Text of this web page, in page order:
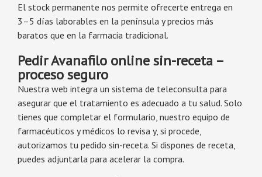
El stock permanente nos permite ofrecerte entrega en
3–5 días laborables en la península y precios más
baratos que en la farmacia tradicional.
Pedir Avanafilo online sin-receta –
proceso seguro
Nuestra web integra un sistema de teleconsulta para
asegurar que el tratamiento es adecuado a tu salud. Solo
tienes que completar el formulario, nuestro equipo de
farmacéuticos y médicos lo revisa y, si procede,
autorizamos tu pedido sin-receta. Si dispones de receta,
puedes adjuntarla para acelerar la compra.